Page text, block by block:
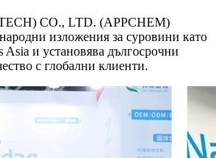
CO., LTD. (APPCHEM)
изложения за суровини като
и установява дългосрочни
с глобални клиенти.